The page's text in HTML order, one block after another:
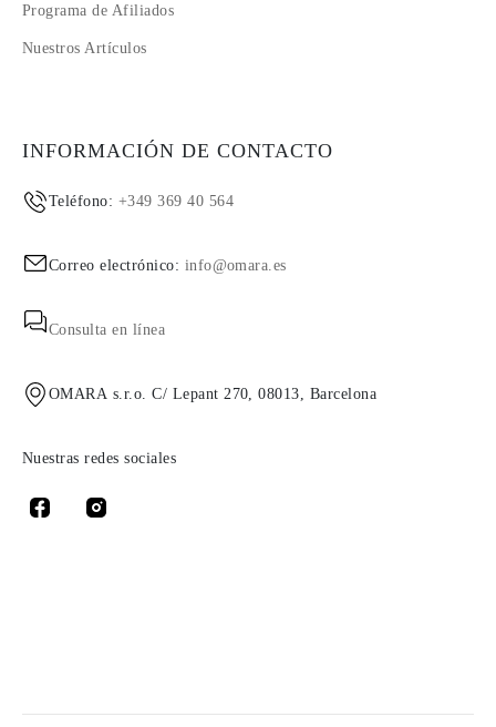
Programa de Afiliados
Nuestros Artículos
INFORMACIÓN DE CONTACTO
Teléfono: +349 369 40 564
Correo electrónico: info@omara.es
Consulta en línea
OMARA s.r.o. C/ Lepant 270, 08013, Barcelona
Nuestras redes sociales